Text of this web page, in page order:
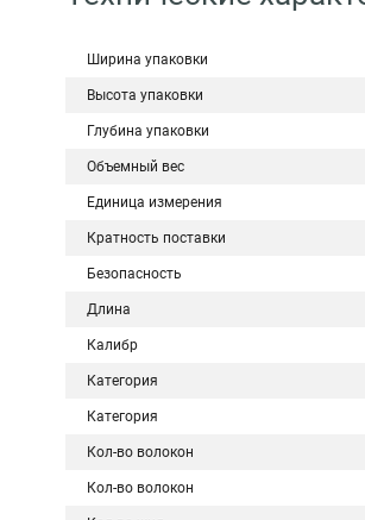
Ширина упаковки
Высота упаковки
Глубина упаковки
Объемный вес
Единица измерения
Кратность поставки
Безопасность
Длина
Калибр
Категория
Категория
Кол-во волокон
Кол-во волокон